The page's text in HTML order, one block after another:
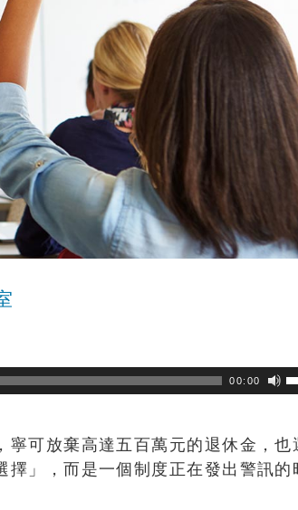
00:00
寧可放棄高達五百萬元的退休金，也
擇」，而是一個制度正在發出警訊的